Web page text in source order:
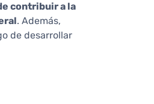
contribuir a la
. Además,
de desarrollar